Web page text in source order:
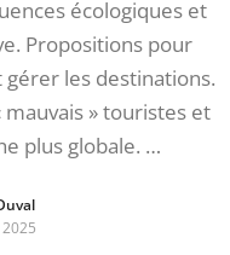
écologiques et
Propositions pour
les destinations.
» touristes et
plus globale. …